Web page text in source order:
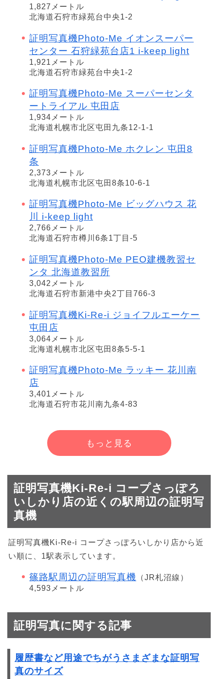
1,827メートル
北海道石狩市緑苑台中央1-2
証明写真機Photo-Me イオンスーパー
センター 石狩緑苑台店1 i-keep light
1,921メートル
北海道石狩市緑苑台中央1-2
証明写真機Photo-Me スーパーセンタ
ートライアル 屯田店
1,934メートル
北海道札幌市北区屯田九条12-1-1
証明写真機Photo-Me ホクレン 屯田8
条
2,373メートル
北海道札幌市北区屯田8条10-6-1
証明写真機Photo-Me ビッグハウス 花
川 i-keep light
2,766メートル
北海道石狩市樽川6条1丁目-5
証明写真機Photo-Me PEO建機教習セ
ンタ 北海道教習所
3,042メートル
北海道石狩市新港中央2丁目766-3
証明写真機Ki-Re-i ジョイフルエーケー
屯田店
3,064メートル
北海道札幌市北区屯田8条5-5-1
証明写真機Photo-Me ラッキー 花川南
店
3,401メートル
北海道石狩市花川南九条4-83
もっと見る
証明写真機Ki-Re-i コープさっぽろ
いしかり店の近くの駅周辺の証明写
真機
証明写真機Ki-Re-i コープさっぽろいしかり店から近
い順に、1駅表示しています。
篠路駅周辺の証明写真機
（JR札沼線）
4,593メートル
証明写真に関する記事
履歴書など用途でちがうさまざまな証明写
真のサイズ